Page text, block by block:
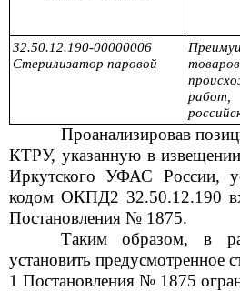
32.50.12.190-00000006
Стерилизатор паровой
Проанализировав
КТРУ, указаннуюв
Иркутского УФАС России,
кодом ОКПД2 32.50.12.190
Постановления № 1875.
Таким образом, в
установить предусмотренное
1 Постановления № 1875